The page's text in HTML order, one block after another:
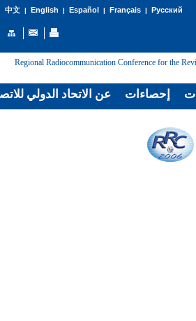
中文| English | Español | Français| Русский
: [Regional Radiocommunication Conference for the
عن الاتحاد الدولي إحصاءات